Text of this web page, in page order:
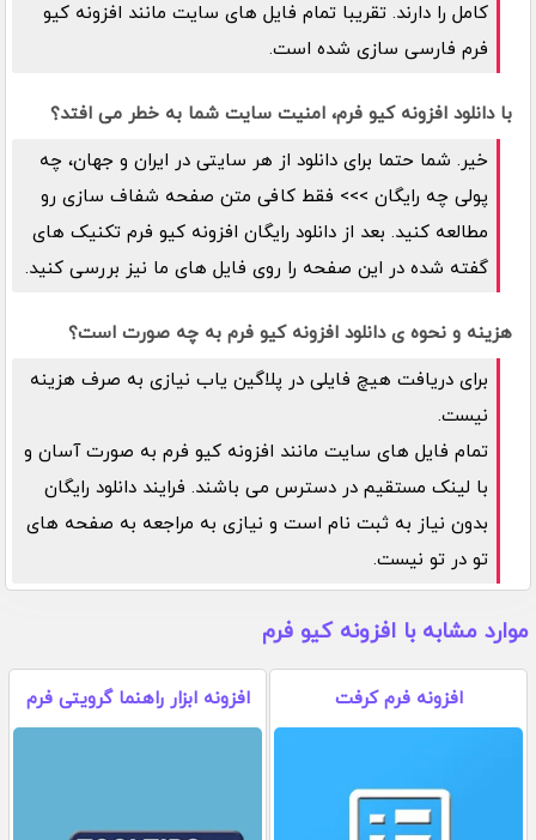
کامل را دارند. تقریبا تمام فایل های سایت مانند افزونه کیو
فرم فارسی سازی شده است.
با دانلود افزونه کیو فرم، امنیت سایت شما به خطر می افتد؟
خیر. شما حتما برای دانلود از هر سایتی در ایران و جهان، چه
پولی چه رایگان >>> فقط کافی متن صفحه شفاف سازی رو
مطالعه کنید. بعد از دانلود رایگان افزونه کیو فرم تکنیک های
گفته شده در این صفحه را روی فایل های ما نیز بررسی کنید.
هزینه و نحوه ی دانلود افزونه کیو فرم به چه صورت است؟
برای دریافت هیچ فایلی در پلاگین یاب نیازی به صرف هزینه
نیست.
تمام فایل های سایت مانند افزونه کیو فرم به صورت آسان و
با لینک مستقیم در دسترس می باشند. فرایند دانلود رایگان
بدون نیاز به ثبت نام است و نیازی به مراجعه به صفحه های
تو در تو نیست.
موارد مشابه با افزونه کیو فرم
افزونه فرم کرفت افزونه ابزار راهنما گرویتی فرم